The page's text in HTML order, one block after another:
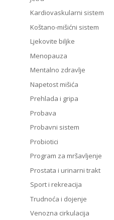
Kardiovaskularni sistem
Koštano-mišićni sistem
Ljekovite biljke
Menopauza
Mentalno zdravlje
Napetost mišića
Prehlada i gripa
Probava
Probavni sistem
Probiotici
Program za mršavljenje
Prostata i urinarni trakt
Sport i rekreacija
Trudnoća i dojenje
Venozna cirkulacija